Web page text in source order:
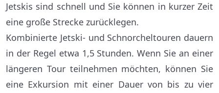
Jetskis sind schnell und Sie können in kurzer Zeit
eine große Strecke zurücklegen.
Kombinierte Jetski- und Schnorcheltouren dauern
in der Regel etwa 1,5 Stunden. Wenn Sie an einer
längeren Tour teilnehmen möchten, können Sie
eine Exkursion mit einer Dauer von bis zu vier